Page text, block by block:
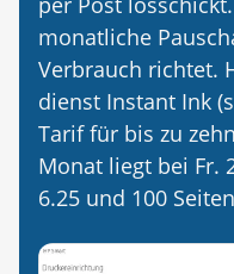
monatliche
Verbrauch richtet.
dienst Instant Ink
Tarif für bis zu
Monat liegt bei Fr.
6.25 und 100